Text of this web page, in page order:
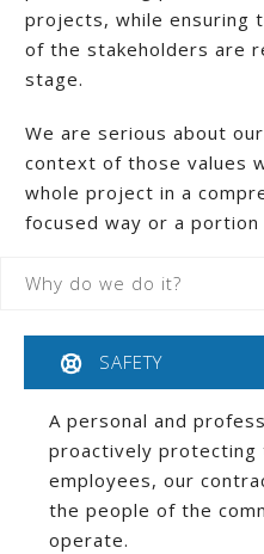
projects, while ensuring
of the stakeholders are
stage.
We are serious about
context of those values
whole project in a
focused way or a
Why do we do it?
SAFETY
A personal and
proactively protecting
employees, our
the people of the
operate.